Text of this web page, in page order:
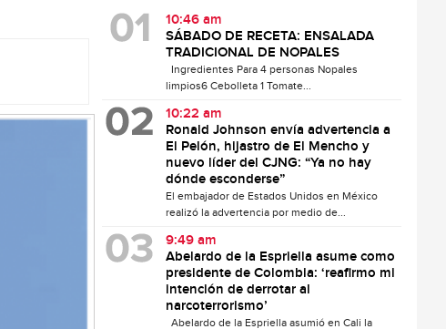
10:46 am
SÁBADO DE RECETA: ENSALADA
TRADICIONAL DE NOPALES
Ingredientes Para 4 personas Nopales
limpios6 Cebolleta 1 Tomate...
10:22 am
Ronald Johnson envía advertencia a
El Pelón, hijastro de El Mencho y
nuevo líder del CJNG: “Ya no hay
dónde esconderse”
El embajador de Estados Unidos en México
realizó la advertencia por medio de...
9:49 am
Abelardo de la Espriella asume como
presidente de Colombia: ‘reafirmo mi
intención de derrotar al
narcoterrorismo’
Abelardo de la Espriella asumió en Cali la